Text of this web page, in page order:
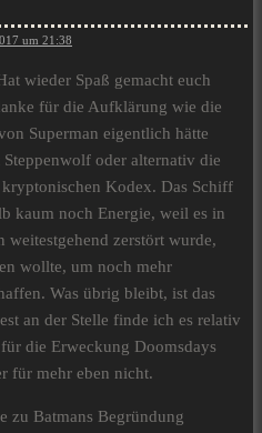
um 21:38
wieder Spaß gemacht euch
für die Aufklärung wie die
Superman eigentlich hätte
oder alternativ die
Kodex. Das Schiff
kaum noch Energie, weil es in
weitestgehend zerstört wurde,
wollte, um noch mehr
Was übrig bleibt, ist das
an der Stelle finde ich es relativ
die Erweckung Doomsdays
für mehr eben nicht.
zu Batmans Begründung